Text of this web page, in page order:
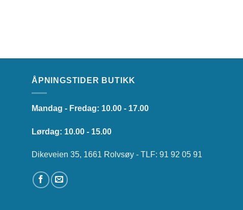
ÅPNINGSTIDER BUTIKK
Mandag - Fredag: 10.00 - 17.00
Lørdag: 10.00 - 15.00
Dikeveien 35, 1661 Rolvsøy - TLF: 91 92 05 91